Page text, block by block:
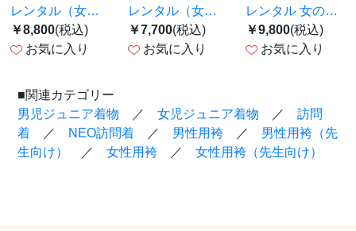
レンタル（女の
子）A069 グレ
ー 小花／ピンク
￥8,800(税込)
お気に入り
レンタル（女の
子） B074 水色
梅×ﾊﾟｰﾌﾟﾙ袴
￥7,700(税込)
お気に入り
レンタル 女の子
J119
￥9,800(税込)
お気に入り
■関連カテゴリー
男児ジュニア着物 ／女児ジュニア着物 ／訪問
着 ／ NEO訪問着 ／ 男性用袴 ／ 男性用袴（先
生向け）
／女性用袴 ／女性用袴（先生向け）